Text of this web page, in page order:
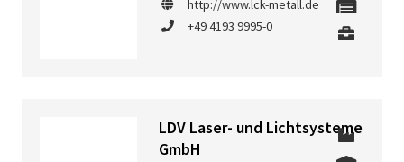
http://www.lck-metall.de
+49 4193 9995-0
LDV Laser- und Lichtsysteme
GmbH